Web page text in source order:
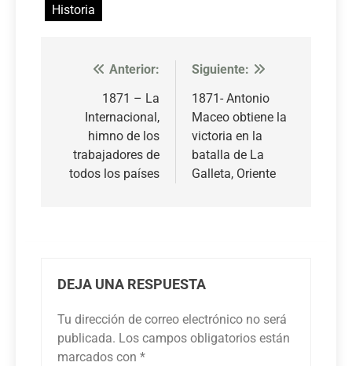
Historia
Navegación
entradas
Anterior:
1871 – La
Internacional,
himno de los
trabajadores de
todos los países
Siguiente:
1871- Antonio
Maceo obtiene la
victoria en la
batalla de La
Galleta, Oriente
DEJA UNA RESPUESTA
Tu dirección de correo electrónico no será
publicada. Los campos obligatorios están
marcados con *